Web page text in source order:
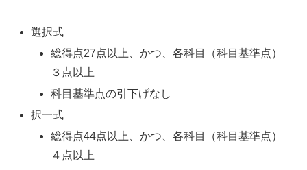
選択式
総得点27点以上、かつ、各科目（科目基準点）
３点以上
科目基準点の引下げなし
択一式
総得点44点以上、かつ、各科目（科目基準点）
４点以上